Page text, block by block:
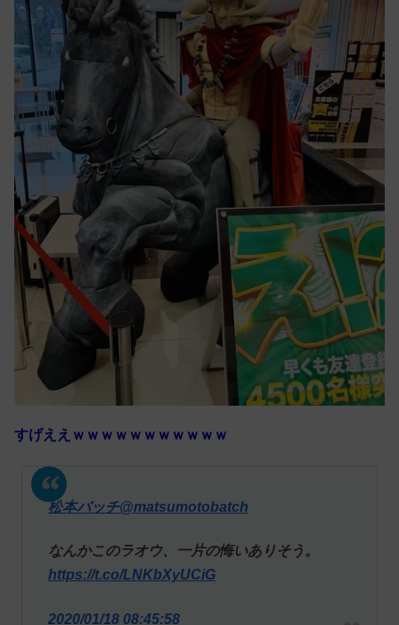
すげええｗｗｗｗｗｗｗｗｗｗｗ
松本バッチ@matsumotobatch
なんかこのラオウ、一片の悔いありそう。
https://t.co/LNKbXyUCiG
2020/01/18 08:45:58